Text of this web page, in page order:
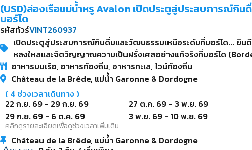
(USD)ล่องเรือแม่น้ำหรู Avalon เปิดประตูสู่ประสบการณ์กิน
บอร์โด
รหัสทัวร์VINT260937
เปิดประตูสู่ประสบการณ์กินดื่มและวัฒนธรรมเหนือระดับที่บอร์โด... ยิ
หลงใหลและจิตวิญญาณความเป็นฝรั่งเศสอย่างแท้จริงที่บอร์โด
สัมผัสของคุณ, รสชาติไวน์อันล้ำลึก ร่วมจิบ "Sauternes" ไวน์สีเหลือง
ความสดชื่นอย่างลงตัว, อบอวลไปด้วยกลิ่นหอมของดอกไม้และผลไม้ ท่
โตว์ฝรั่งเศส, หอยนางรมสดจากทะเล เดินทางสู่เมืองตากอากาศชาย
รสชาติเยี่ยมระดับโลกที่มีผลผลิตมากกว่า 10,000 ตันต่อปี จับคู่ทานคู่กั
สถานที่ที่น่าค้นหา ย้อนเวลาไปกับ "Château de la Brêde" ปราสาทโก
ของนักปราชญ์ชื่อดัง, พร้อมตื่นตาไปกับความมหัศจรรย์ของแม่น้ำ
สถาปัตยกรรมยุค Belle-Époque อันหรูหรา
อาหารบนเรือ, อาหารท้องถิ่น, อาหารทะเล, ไวน์ท้องถิ่น
Château de la Brêde, แม่น้ำ Garonne & Dordogne
( 4ช่วงเวลาเดินทาง )
22 ก.ย. 69 - 29 ก.ย. 69
29 ก.ย. 69 - 6 ต.ค. 69
27 ต.ค. 69 - 3 พ.ย. 69
3 พ.ย. 69 -10 พ.ย. 69
คลิกดูรายละเอียดเพื่อดูช่วงเวลาเพิ่มเติม
Château de la Brêde, แม่น้ำ Garonne & Dordogne